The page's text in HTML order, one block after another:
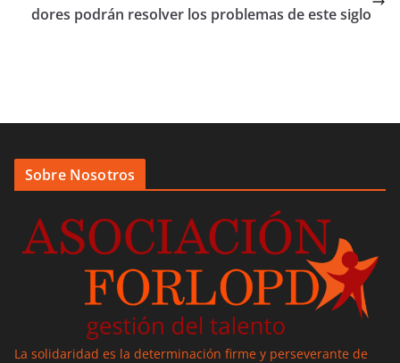
dores podrán resolver los problemas de este siglo
Sobre Nosotros
La solidaridad es la determinación firme y perseverante de